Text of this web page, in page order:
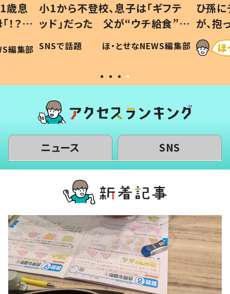
歳息
？」
編集部
小1から不登校、息子は「ギフテ
ッド」だった 父が“ウチ給食”を
作り続ける理由とは #令和の親
#令和の子
SNSで話題 ほ・とせなNEWS編集部
ひ孫
が、
「涙が
い」
ニュース SNS